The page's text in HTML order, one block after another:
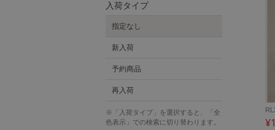
入荷タイプ
指定なし
新入荷
予約商品
再入荷
※「入荷タイプ」を選択すると、「全
色表示」での検索に切り替わります。